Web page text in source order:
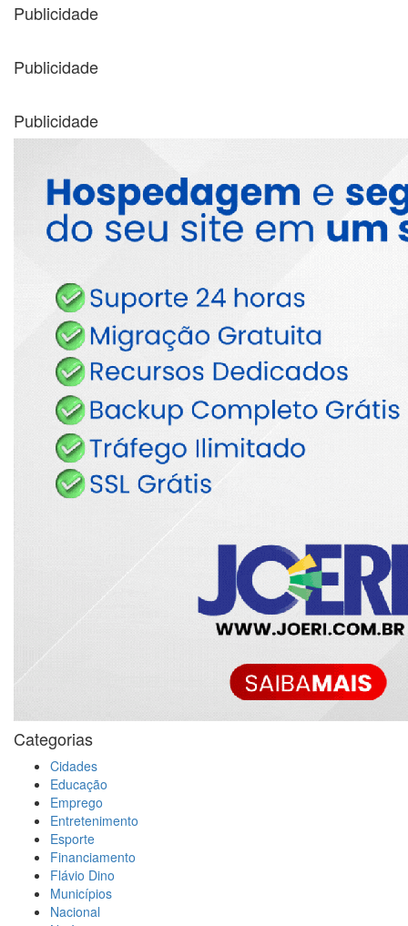
Publicidade
Publicidade
Publicidade
Categorias
Cidades
Educação
Emprego
Entretenimento
Esporte
Financiamento
Flávio Dino
Municípios
Nacional